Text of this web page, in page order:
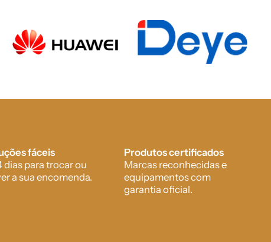
fáceis
dias para trocar ou
a sua encomenda.
Produtos certificados
Marcas reconhecidas e
equipamentos com
garantia oficial.